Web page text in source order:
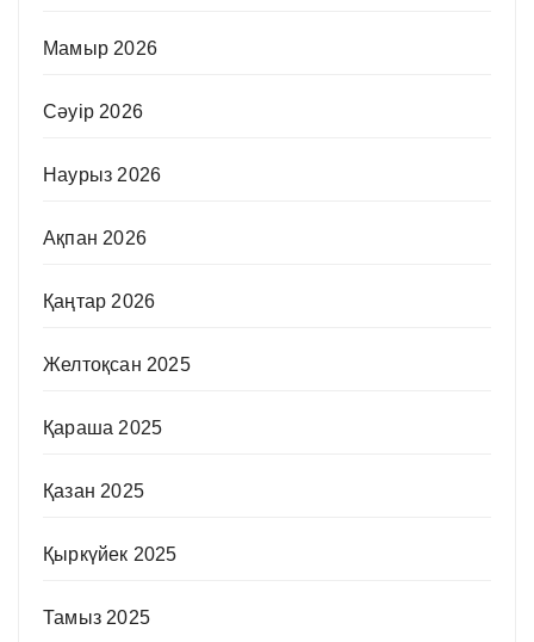
Мамыр 2026
Сәуір 2026
Наурыз 2026
Ақпан 2026
Қаңтар 2026
Желтоқсан 2025
Қараша 2025
Қазан 2025
Қыркүйек 2025
Тамыз 2025